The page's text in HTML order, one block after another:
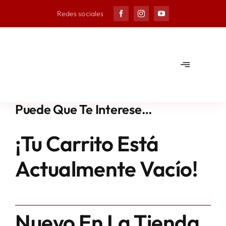
Redes sociales
Toggle
Noticias
Puede Que Te Interese…
¡Tu Carrito Está
Actualmente Vacío!